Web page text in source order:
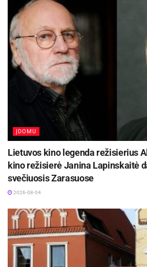
Biržų rajono savivaldybės
ĮDOMU
Lietuvos kino legenda režisierius
kino režisierė Janina Lapinskaitė
svečiuosis Zarasuose
2026-08-04